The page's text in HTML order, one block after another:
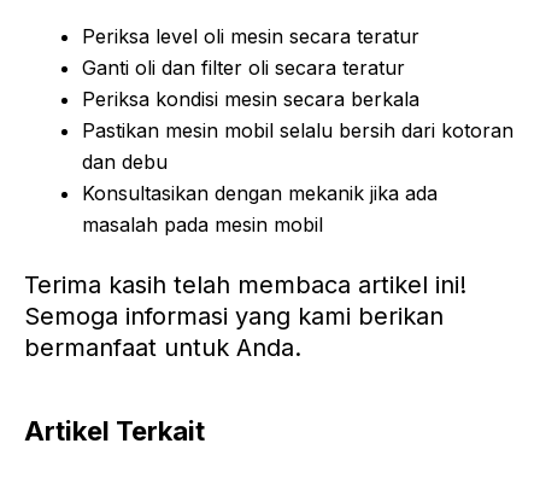
Periksa level oli mesin secara teratur
Ganti oli dan filter oli secara teratur
Periksa kondisi mesin secara berkala
Pastikan mesin mobil selalu bersih dari kotoran
dan debu
Konsultasikan dengan mekanik jika ada
masalah pada mesin mobil
Terima kasih telah membaca artikel ini!
Semoga informasi yang kami berikan
bermanfaat untuk Anda.
Artikel Terkait